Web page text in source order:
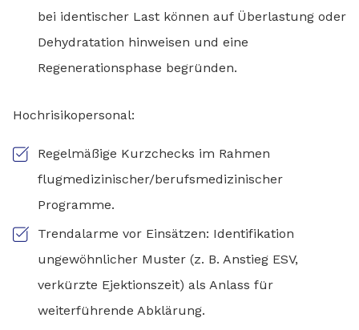
bei identischer Last können auf Überlastung oder
Dehydratation hinweisen und eine
Regenerationsphase begründen.
Hochrisikopersonal:
Regelmäßige Kurzchecks im Rahmen
flugmedizinischer/berufsmedizinischer
Programme.
Trendalarme vor Einsätzen: Identifikation
ungewöhnlicher Muster (z. B. Anstieg ESV,
verkürzte Ejektionszeit) als Anlass für
weiterführende Abklärung.